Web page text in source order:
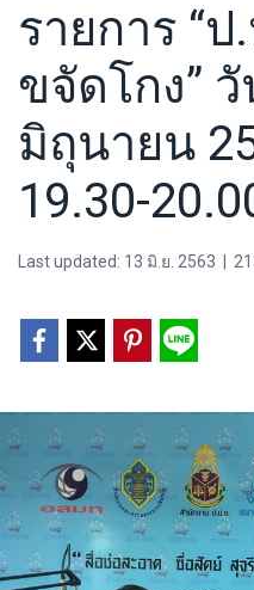
รายการ “
ขจัดโกง”
มิถุนายน
19.30-
Last updated: 13 มิ.ย. 2563